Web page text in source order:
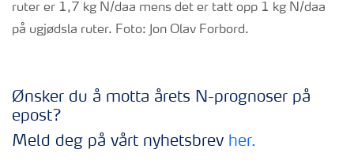
ruter er 1,7 kg N/daa mens det er tatt opp 1 kg N/daa
på ugjødsla ruter. Foto: Jon Olav Forbord.
Ønsker du å motta årets N-prognoser på
epost?
Meld deg på vårt nyhetsbrev her.